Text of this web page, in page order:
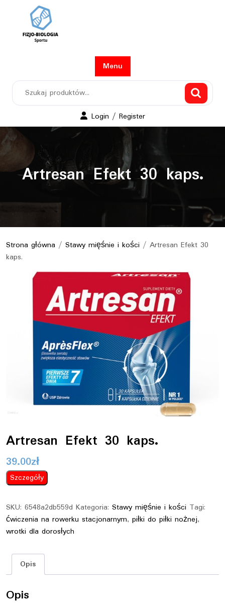
content
Menu
Login / RegisterLogin
/
Artresan Efekt 30 kaps.
Strona główna / Stawy mięśnie i kości / Artresan Efekt 30
kaps.
Artresan Efekt 30 kaps.
39.00zł
Szczegóły
SKU: 6548a2db559d Kategoria: Stawy mięśnie i kości Tagi:
ćwiczenia na rowerku stacjonarnym, piłki do piłki nożnej,
wrotki dla dorosłych
Opis
Opis